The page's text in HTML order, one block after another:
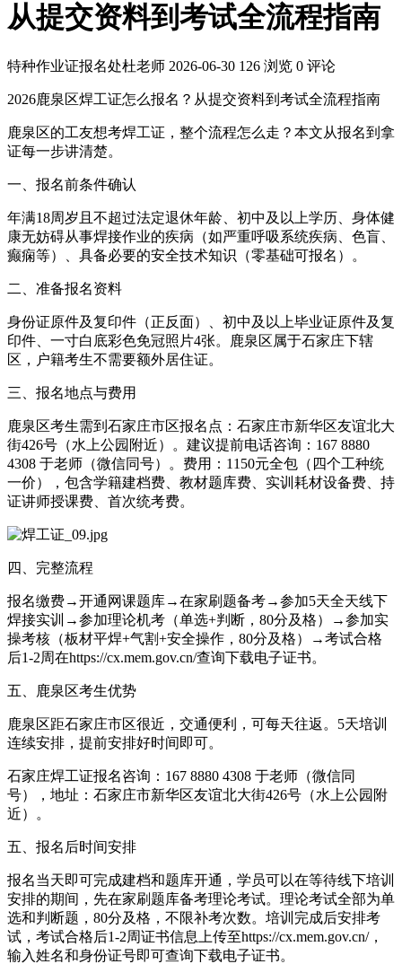
从提交资料到考试全流程指南
特种作业证报名处杜老师 2026-06-30 126 浏览 0 评论
2026鹿泉区焊工证怎么报名？从提交资料到考试全流程指南
鹿泉区的工友想考焊工证，整个流程怎么走？本文从报名到拿
证每一步讲清楚。
一、报名前条件确认
年满18周岁且不超过法定退休年龄、初中及以上学历、身体健
康无妨碍从事焊接作业的疾病（如严重呼吸系统疾病、色盲、
癫痫等）、具备必要的安全技术知识（零基础可报名）。
二、准备报名资料
身份证原件及复印件（正反面）、初中及以上毕业证原件及复
印件、一寸白底彩色免冠照片4张。鹿泉区属于石家庄下辖
区，户籍考生不需要额外居住证。
三、报名地点与费用
鹿泉区考生需到石家庄市区报名点：石家庄市新华区友谊北大
街426号（水上公园附近）。建议提前电话咨询：167 8880
4308 于老师（微信同号）。费用：1150元全包（四个工种统
一价），包含学籍建档费、教材题库费、实训耗材设备费、持
证讲师授课费、首次统考费。
四、完整流程
报名缴费→开通网课题库→在家刷题备考→参加5天全天线下
焊接实训→参加理论机考（单选+判断，80分及格）→参加实
操考核（板材平焊+气割+安全操作，80分及格）→考试合格
后1-2周在https://cx.mem.gov.cn/查询下载电子证书。
五、鹿泉区考生优势
鹿泉区距石家庄市区很近，交通便利，可每天往返。5天培训
连续安排，提前安排好时间即可。
石家庄焊工证报名咨询：167 8880 4308 于老师（微信同
号），地址：石家庄市新华区友谊北大街426号（水上公园附
近）。
五、报名后时间安排
报名当天即可完成建档和题库开通，学员可以在等待线下培训
安排的期间，先在家刷题库备考理论考试。理论考试全部为单
选和判断题，80分及格，不限补考次数。培训完成后安排考
试，考试合格后1-2周证书信息上传至https://cx.mem.gov.cn/，
输入姓名和身份证号即可查询下载电子证书。